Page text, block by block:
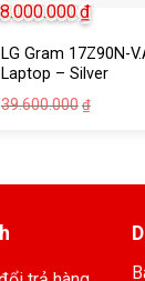
LG Gram 17Z90N-
Laptop – Silver
39.600.000 ₫
₫